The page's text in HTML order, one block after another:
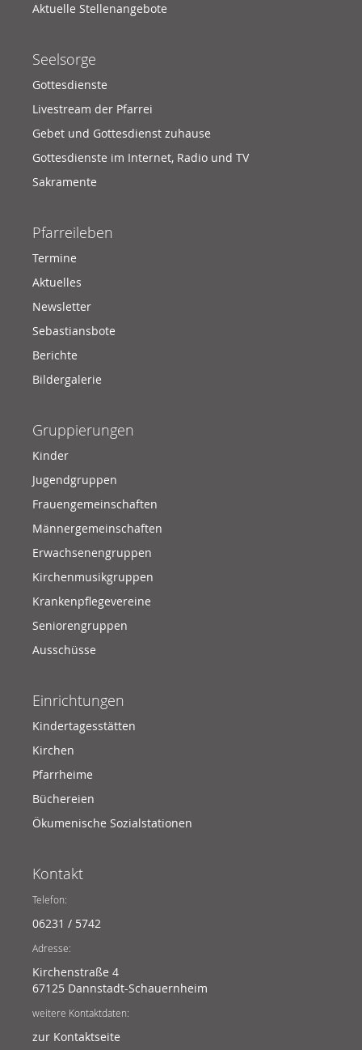
Aktuelle Stellenangebote
Seelsorge
Gottesdienste
Livestream der Pfarrei
Gebet und Gottesdienst zuhause
Gottesdienste im Internet, Radio und TV
Sakramente
Pfarreileben
Termine
Aktuelles
Newsletter
Sebastiansbote
Berichte
Bildergalerie
Gruppierungen
Kinder
Jugendgruppen
Frauengemeinschaften
Männergemeinschaften
Erwachsenengruppen
Kirchenmusikgruppen
Krankenpflegevereine
Seniorengruppen
Ausschüsse
Einrichtungen
Kindertagesstätten
Kirchen
Pfarrheime
Büchereien
Ökumenische Sozialstationen
Kontakt
Telefon:
06231 / 5742
Adresse:
Kirchenstraße 4
67125 Dannstadt-Schauernheim
weitere Kontaktdaten:
zur Kontaktseite